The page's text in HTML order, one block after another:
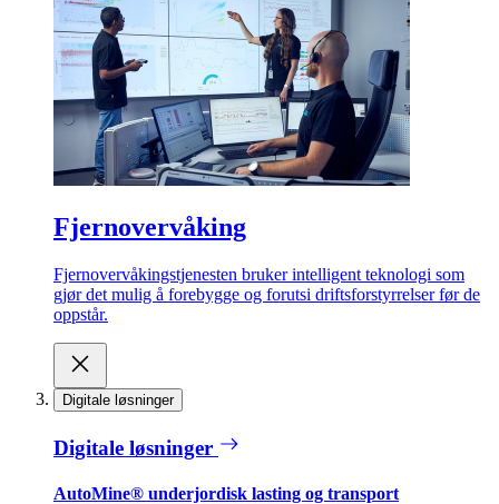
Fjernovervåking
Fjernovervåkingstjenesten bruker intelligent teknologi som
gjør det mulig å forebygge og forutsi driftsforstyrrelser før de
oppstår.
Digitale løsninger
Digitale løsninger
AutoMine® underjordisk lasting og transport